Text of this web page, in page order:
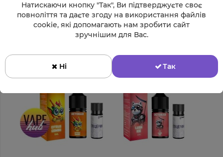
Натискаючи кнопку "Так", Ви підтверджуєте своє
повноліття та даєте згоду на використання файлів
cookie, які допомагають нам зробити сайт
зручнішим для Вас.
Ні Так